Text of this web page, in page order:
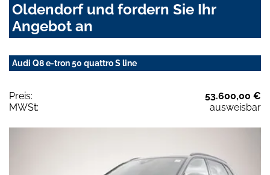
Oldendorf und fordern Sie Ihr
Angebot an
Audi Q8 e-tron 50 quattro S line
Preis:
53.600,00 €
MWSt:
ausweisbar